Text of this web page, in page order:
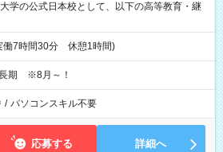
学の公式日本校として、以下の高等教育・継
働7時間30分 休憩1時間)
長期 ※8月～！
/ パソコンスキル不要
応募する 詳細へ